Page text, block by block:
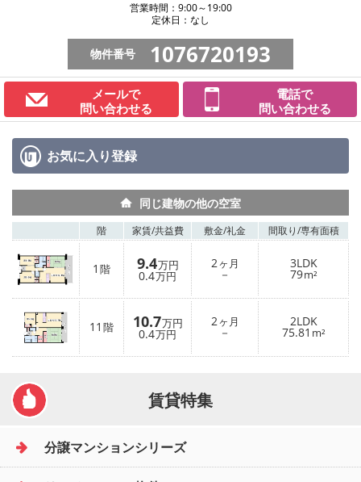
営業時間：9:00～19:00
定休日：なし
物件番号 1076720193
メールで
問い合わせる
電話で
問い合わせる
お気に入り登録
同じ建物の他の空室
階 家賃/共益費 敷金/礼金 間取り/専有面積
1 階 9.4万円
0.4万円
2ヶ月
－
3LDK
79m²
11 階 10.7万円
0.4万円
2ヶ月
－
2LDK
75.81 m²
賃貸特集
分譲マンションシリーズ